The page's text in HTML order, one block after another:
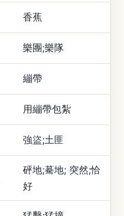
香蕉
樂團;樂隊
繃帶
用繃帶包紮
強盜;土匪
砰地;驀地; 突然;恰
好